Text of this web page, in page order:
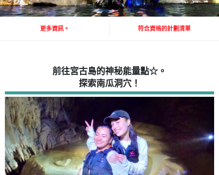
更多資訊。 符合資格的計劃清單
前往宮古島的神秘能量點☆。
探索南瓜洞穴！